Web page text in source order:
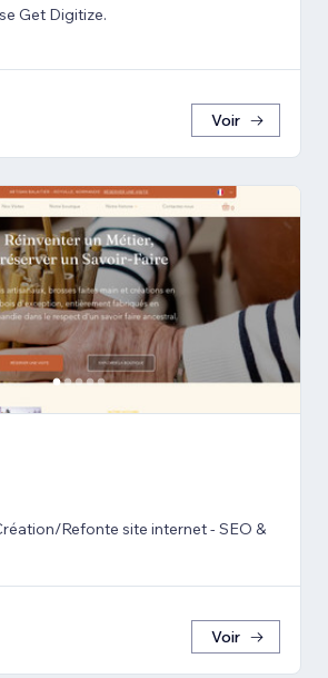
Get Digitize.
Voir
Refonte site internet - SEO &
Voir